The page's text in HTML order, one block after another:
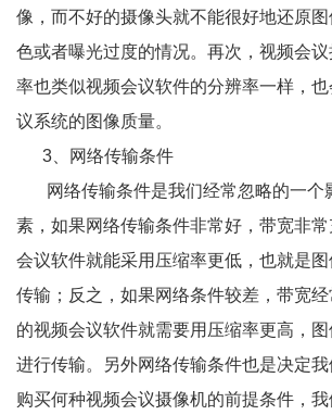
像，而不好的摄像头就不能很好地还原
色或者曝光过度的情况。再次，视频会
率也类似视频会议软件的分辨率一样，
议系统的图像质量。
3、
网络传输条件
网络传输条件是我们经常忽略的一个
素，如果网络传输条件非常好，带宽非
会议软件就能采用压缩率更低，也就是
传输；反之，如果网络条件较差，带宽
的视频会议软件就需要用压缩率更高，
进行传输。另外网络传输条件也是决定
购买何种视频会议摄像机的前提条件，